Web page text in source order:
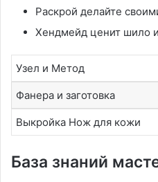
Раскрой делайте
Хендмейд ценит шило
Узел и Метод
Фанера и заготовка
Выкройка Нож для кожи
База знаний